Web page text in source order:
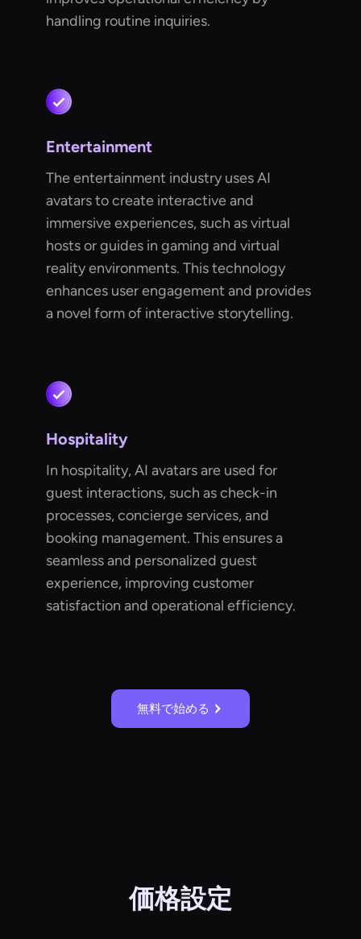
handling routine inquiries.
Entertainment
The entertainment industry uses AI
avatars to create interactive and
immersive experiences, such as virtual
hosts or guides in gaming and virtual
reality environments. This technology
enhances user engagement and provides
a novel form of interactive storytelling.
Hospitality
In hospitality, AI avatars are used for
guest interactions, such as check-in
processes, concierge services, and
booking management. This ensures a
seamless and personalized guest
experience, improving customer
satisfaction and operational efficiency.
無料で始める
価格設定